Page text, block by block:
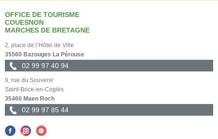
OFFICE DE TOURISME
COUESNON
MARCHES DE BRETAGNE
2, place de l’Hôtel de Ville
35560 Bazouges La Pérouse
02 99 97 40 94
9, rue du Souvenir
Saint-Brice-en-Coglès
35460 Maen Roch
02 99 97 85 44